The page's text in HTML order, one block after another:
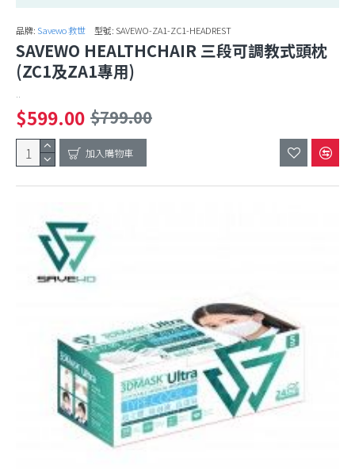
品牌: Savewo 救世 型號: SAVEWO-ZA1-ZC1-HEADREST
SAVEWO HEALTHCHAIR 三段可調教式頭枕
(ZC1及ZA1專用)
..
$599.00 $799.00
加入購物車